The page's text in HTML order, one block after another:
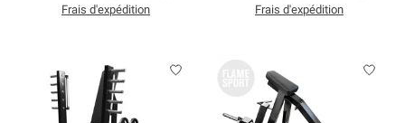
Frais d'expédition
Frais d'expédition